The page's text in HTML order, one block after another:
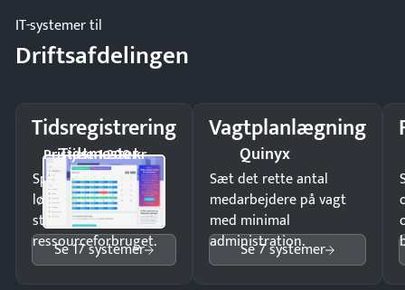
IT-systemer til
Driftsafdelingen
Tidsregistrering
Tidsmester
Pristjek: 1.200 kr
Spar tid på
lønberegning og få
styr på
ressourceforbruget.
Se 17 systemer
Vagtplanlægning
Quinyx
Sæt det rette antal
medarbejdere på vagt
med minimal
administration.
Se 7 systemer